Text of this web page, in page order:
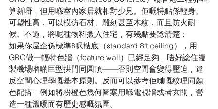
算新嘢，但用喺室內家居就相對少見。佢嘅特點係輕身、
可塑性高，可以模仿石材、雕刻甚至木紋，而且防火耐
候。不過，將呢種物料搬入住宅，有幾點要諗清楚：
如果你屋企係標準8呎樓底（standard 8ft ceiling），用
GRC做一幅特色牆（feature wall）已經足夠，唔好諗住複
製機場嗰啲巨型拱門同圓頂——否則空間會變得壓迫，違
反空間心理學嘅基本原則。反而可以參考佢哋嘅紋理同顏
色配搭：例如將粉橙色幾何圖案用喺電視牆或者玄關，營
造一種溫暖而有歷史感嘅氛圍。